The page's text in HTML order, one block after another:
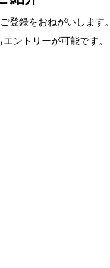
登録をおねがいします。
ントリーが可能です。